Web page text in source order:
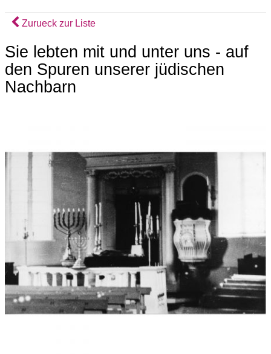
Zurueck zur Liste
Sie lebten mit und unter uns - auf
den Spuren unserer jüdischen
Nachbarn